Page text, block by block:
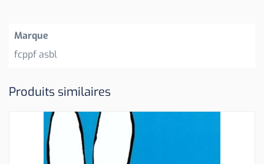
Marque
fcppf asbl
Produits similaires